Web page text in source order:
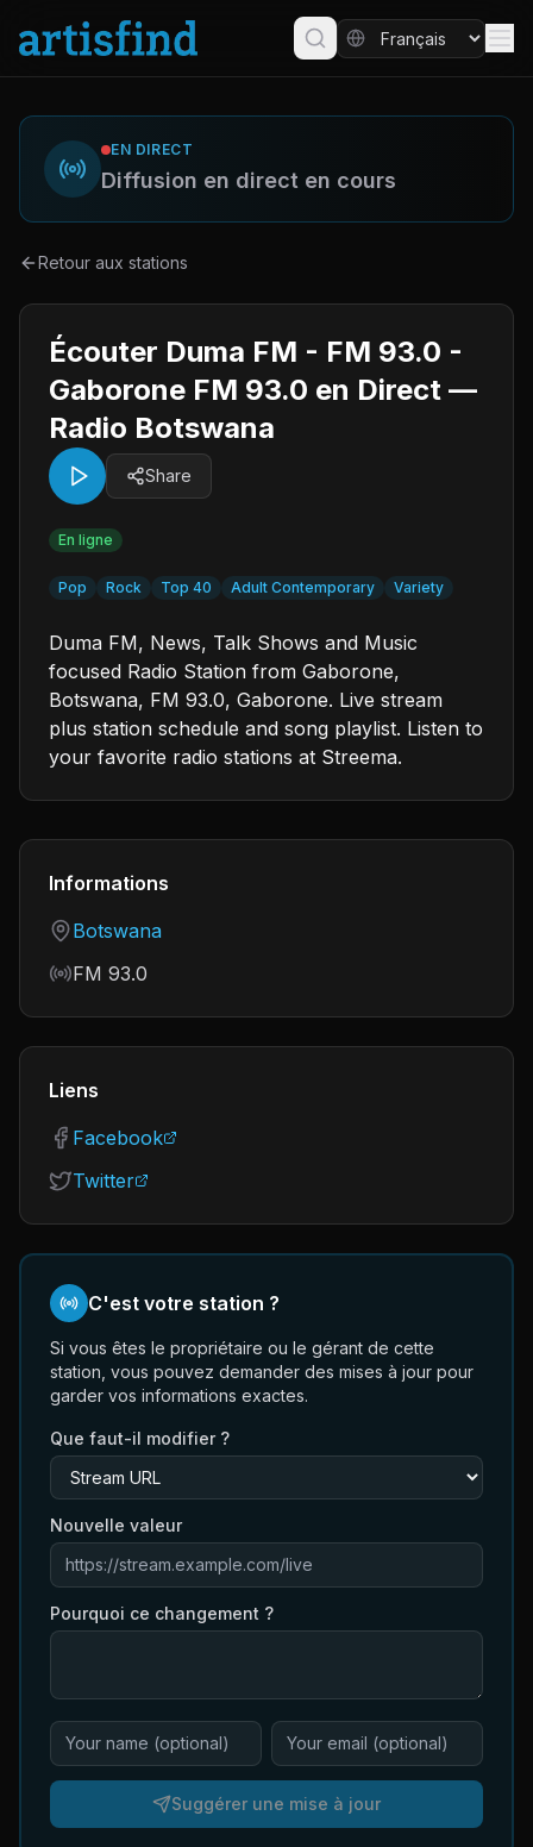
EN DIRECT
Diffusion en direct en cours
Retour aux stations
Écouter Duma FM - FM 93.0 -
Gaborone FM 93.0 en Direct —
Radio Botswana
Share
En ligne
Pop Rock Top 40 Adult Contemporary Variety
Duma FM, News, Talk Shows and Music
focused Radio Station from Gaborone,
Botswana, FM 93.0, Gaborone. Live stream
plus station schedule and song playlist. Listen to
your favorite radio stations at Streema.
Informations
Country
Botswana
Frequency
FM 93.0
Liens
Facebook
Twitter
C'est votre station ?
Si vous êtes le propriétaire ou le gérant de cette
station, vous pouvez demander des mises à jour pour
garder vos informations exactes.
Que faut-il modifier ?
Nouvelle valeur
Pourquoi ce changement ?
Suggérer une mise à jour